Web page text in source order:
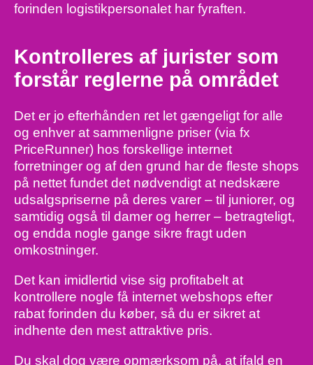
forinden logistikpersonalet har fyraften.
Kontrolleres af jurister som
forstår reglerne på området
Det er jo efterhånden ret let gængeligt for alle
og enhver at sammenligne priser (via fx
PriceRunner) hos forskellige internet
forretninger og af den grund har de fleste shops
på nettet fundet det nødvendigt at nedskære
udsalgspriserne på deres varer – til juniorer, og
samtidig også til damer og herrer – betragteligt,
og endda nogle gange sikre fragt uden
omkostninger.
Det kan imidlertid vise sig profitabelt at
kontrollere nogle få internet webshops efter
rabat forinden du køber, så du er sikret at
indhente den mest attraktive pris.
Du skal dog være opmærksom på, at ifald en